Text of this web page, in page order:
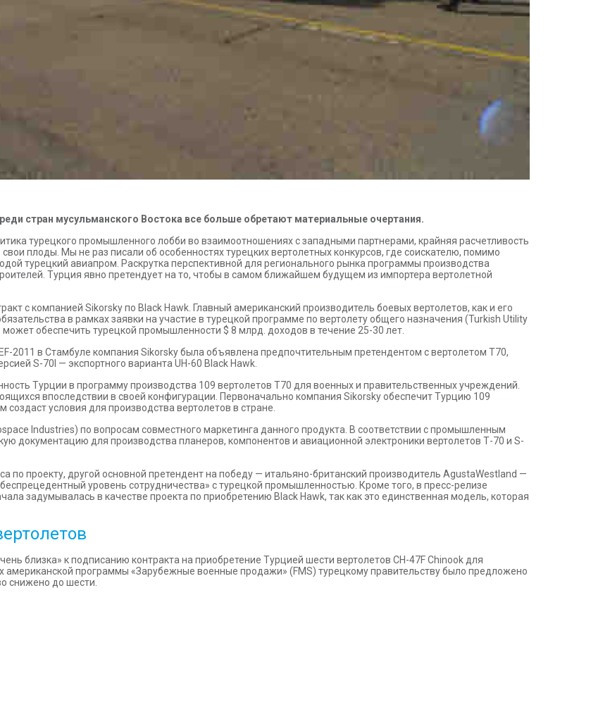
стран мусульманского Востока все больше обретают материальные очертания.
турецкого промышленного лобби во взаимоотношениях с западными партнерами, крайняя расчетливость
плоды. Мы не раз писали об особенностях турецких вертолетных конкурсов, где соискателю, помимо
турецкий авиапром. Раскрутка перспективной для регионального рынка программы производства
Турция явно претендует на то, чтобы в самом ближайшем будущем из импортера вертолетной
с компанией Sikorsky по Black Hawk. Главный американский производитель боевых вертолетов, как и его
в рамках заявки на участие в турецкой программе по вертолету общего назначения (Turkish Utility
обеспечить турецкой промышленности $ 8 млрд. доходов в течение 25-30 лет.
2011 в Стамбуле компания Sikorsky была объявлена предпочтительным претендентом с вертолетом Т70,
S-70I — экспортного варианта UH-60 Black Hawk.
Турции в программу производства 109 вертолетов T70 для военных и правительственных учреждений.
впоследствии в своей конфигурации. Первоначально компания Sikorsky обеспечит Турцию 109
условия для производства вертолетов в стране.
Industries) по вопросам совместного маркетинга данного продукта. В соответствии с промышленным
документацию для производства планеров, компонентов и авиационной электроники вертолетов Т-70 и S-
по проекту, другой основной претендент на победу — итальяно-британский производитель AgustaWestland —
уровень сотрудничества» с турецкой промышленностью. Кроме того, в пресс-релизе
задумывалась в качестве проекта по приобретению Black Hawk, так как это единственная модель, которая
близка» к подписанию контракта на приобретение Турцией шести вертолетов CH-47F Chinook для
американской программы «Зарубежные военные продажи» (FMS) турецкому правительству было предложено
снижено до шести.